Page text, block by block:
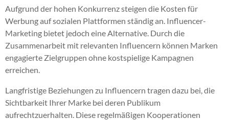
Aufgrund der hohen Konkurrenz steigen die Kosten für
Werbung auf sozialen Plattformen ständig an. Influencer-
Marketing bietet jedoch eine Alternative. Durch die
Zusammenarbeit mit relevanten Influencern können Marken
engagierte Zielgruppen ohne kostspielige Kampagnen
erreichen.
Langfristige Beziehungen zu Influencern tragen dazu bei, die
Sichtbarkeit Ihrer Marke bei deren Publikum
aufrechtzuerhalten. Diese regelmäßigen Kooperationen